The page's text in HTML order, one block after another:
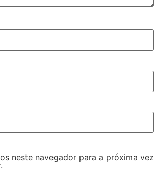
neste navegador para a próxima vez